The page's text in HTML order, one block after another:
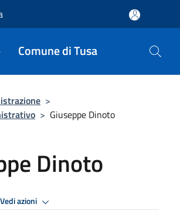
Comune di Tusa
>
> Giuseppe Dinoto
Dinoto
Vedi azioni